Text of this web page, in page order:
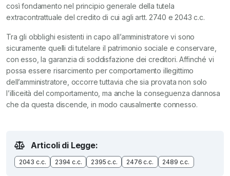
così fondamento nel principio generale della tutela
extracontrattuale del credito di cui agli artt. 2740 e 2043 c.c.
Tra gli obblighi esistenti in capo all’amministratore vi sono
sicuramente quelli di tutelare il patrimonio sociale e conservare,
con esso, la garanzia di soddisfazione dei creditori. Affinché vi
possa essere risarcimento per comportamento illegittimo
dell’amministratore, occorre tuttavia che sia provata non solo
l’illiceità del comportamento, ma anche la conseguenza dannosa
che da questa discende, in modo causalmente connesso.
Articoli di Legge:
2043 c.c. 2394 c.c. 2395 c.c. 2476 c.c. 2489 c.c.